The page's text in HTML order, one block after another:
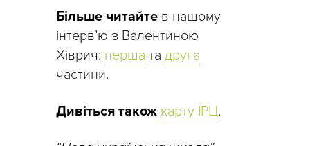
Більше читайте в нашому
інтерв’ю з Валентиною
Хіврич: перша та друга
частини.
Дивіться також карту ІРЦ.